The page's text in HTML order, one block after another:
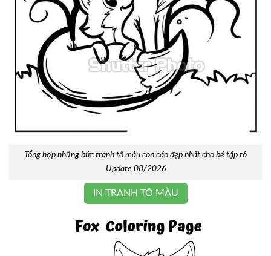
Tổng hợp những bức tranh tô màu con cáo đẹp nhất cho bé tập tô
Update 08/2026
IN TRANH TÔ MÀU